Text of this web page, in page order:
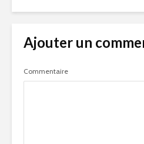
Ajouter un
Commentaire